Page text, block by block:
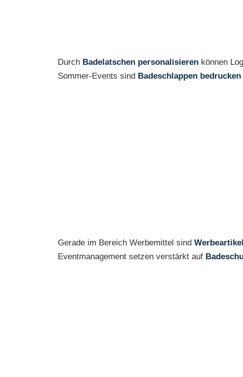
Durch Badelatschen personalisieren können
Sommer-Events sind Badeschlappen bedrucken
Gerade im Bereich Werbemittel sind
Eventmanagement setzen verstärkt auf